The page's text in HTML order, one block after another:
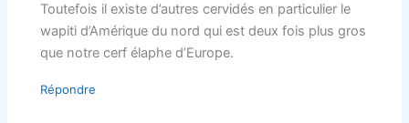
Toutefois il existe d’autres cervidés en particulier le
wapiti d’Amérique du nord qui est deux fois plus gros
que notre cerf élaphe d’Europe.
Répondre